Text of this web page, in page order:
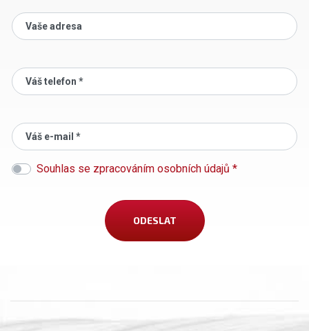
Vaše adresa
Váš telefon *
Váš e-mail *
Souhlas se zpracováním osobních údajů *